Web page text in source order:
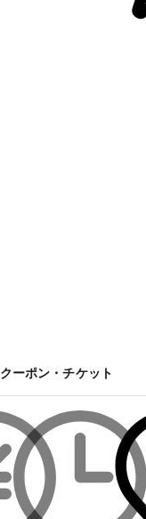
クーポン・チケット